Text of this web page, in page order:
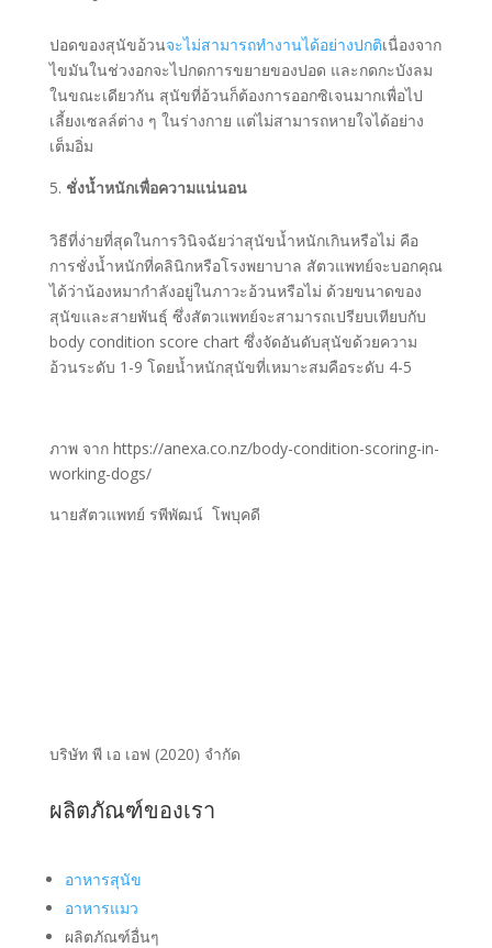
ปอดของสุนัขอ้วนจะไม่สามารถทำงานได้อย่างปกติเนื่องจาก
ไขมันในช่วงอกจะไปกดการขยายของปอด และกดกะบังลม
ในขณะเดียวกัน สุนัขที่อ้วนก็ต้องการออกซิเจนมากเพื่อไป
เลี้ยงเซลล์ต่าง ๆ ในร่างกาย แต่ไม่สามารถหายใจได้อย่าง
เต็มอิ่ม
ชั่งน้ำหนักเพื่อความแน่นอน
วิธีที่ง่ายที่สุดในการวินิจฉัยว่าสุนัขน้ำหนักเกินหรือไม่ คือ
การชั่งน้ำหนักที่คลินิกหรือโรงพยาบาล สัตวแพทย์จะบอกคุณ
ได้ว่าน้องหมากำลังอยู่ในภาวะอ้วนหรือไม่ ด้วยขนาดของ
สุนัขและสายพันธุ์ ซึ่งสัตวแพทย์จะสามารถเปรียบเทียบกับ
body condition score chart ซึ่งจัดอันดับสุนัขด้วยความ
อ้วนระดับ 1-9 โดยน้ำหนักสุนัขที่เหมาะสมคือระดับ 4-5
ภาพ จาก https://anexa.co.nz/body-condition-scoring-in-
working-dogs/
นายสัตวแพทย์ รพีพัฒน์ โพบุคดี
บริษัท พี เอ เอฟ (2020) จำกัด
ผลิตภัณฑ์ของเรา
อาหารสุนัข
อาหารแมว
ผลิตภัณฑ์อื่นๆ